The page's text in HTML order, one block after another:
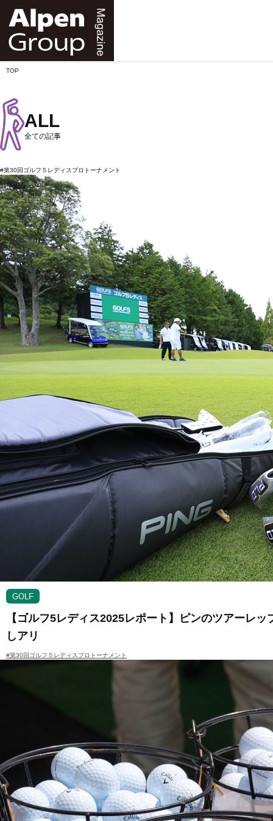
TOP
ALL
全ての記事
#第30回ゴルフ５レディスプロトーナメント
GOLF
【ゴルフ5レディス2025レポート】ピンのツアーレ
しアリ
#第30回ゴルフ５レディスプロトーナメント